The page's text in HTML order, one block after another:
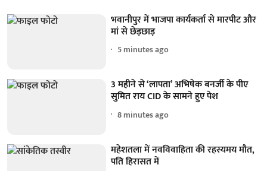
भवानीपुर में भाजपा कार्यकर्ता से मारपीट और
मां से छेड़छाड़
5 minutes ago
3 महीने से ‘लापता’ अभिषेक बनर्जी के पीए
सुमित राय CID के सामने हुए पेश
8 minutes ago
महेशतला में नवविवाहिता की रहस्यमय मौत,
पति हिरासत में